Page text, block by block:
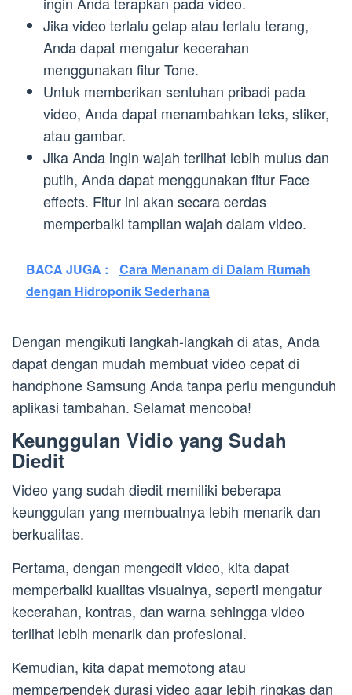
Jika video terlalu gelap atau terlalu terang,
Anda dapat mengatur kecerahan
menggunakan fitur Tone.
Untuk memberikan sentuhan pribadi pada
video, Anda dapat menambahkan teks, stiker,
atau gambar.
Jika Anda ingin wajah terlihat lebih mulus dan
putih, Anda dapat menggunakan fitur Face
effects. Fitur ini akan secara cerdas
memperbaiki tampilan wajah dalam video.
BACA JUGA :
Cara Menanam di Dalam Rumah
dengan Hidroponik Sederhana
Dengan mengikuti langkah-langkah di atas, Anda
dapat dengan mudah membuat video cepat di
handphone Samsung Anda tanpa perlu mengunduh
aplikasi tambahan. Selamat mencoba!
Keunggulan Vidio yang Sudah
Diedit
Video yang sudah diedit memiliki beberapa
keunggulan yang membuatnya lebih menarik dan
berkualitas.
Pertama, dengan mengedit video, kita dapat
memperbaiki kualitas visualnya, seperti mengatur
kecerahan, kontras, dan warna sehingga video
terlihat lebih menarik dan profesional.
Kemudian, kita dapat memotong atau
memperpendek durasi video agar lebih ringkas dan